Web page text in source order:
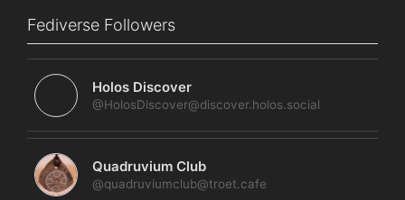
Fediverse Followers
Holos Discover
@HolosDiscover@discover.holos.social
Quadruvium Club
@quadruviumclub@troet.cafe